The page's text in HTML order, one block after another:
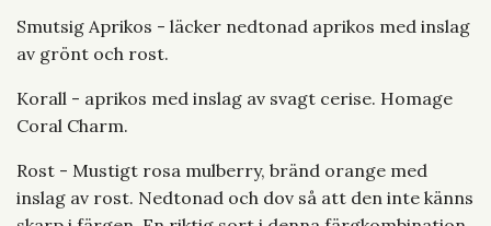
Smutsig Aprikos - läcker nedtonad aprikos med inslag
av grönt och rost.
Korall - aprikos med inslag av svagt cerise. Homage
Coral Charm.
Rost - Mustigt rosa mulberry, bränd orange med
inslag av rost. Nedtonad och dov så att den inte känns